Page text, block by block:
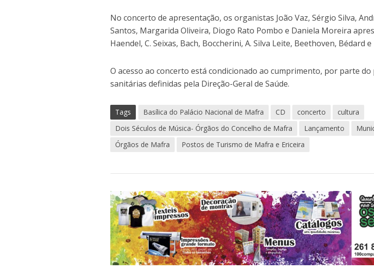
No concerto de apresentação, os organistas João Vaz, Sérgio Silva,
Santos, Margarida Oliveira, Diogo Rato Pombo e Daniela Moreira
Haendel, C. Seixas, Bach, Boccherini, A. Silva Leite, Beethoven, Bédard e
O acesso ao concerto está condicionado ao cumprimento, por parte do
sanitárias definidas pela Direção-Geral de Saúde.
Tags Basílica do Palácio Nacional de Mafra CD concerto
cultura
Dois Séculos de Música- Órgãos do Concelho de Mafra
Lançamento
Órgãos de Mafra
Postos de Turismo de Mafra e Ericeira